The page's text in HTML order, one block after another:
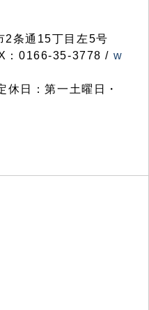
条通15丁目左5号
：0166-35-3778 / w
日：第一土曜日・